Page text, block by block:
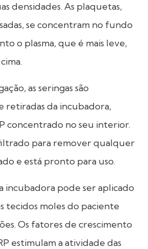
densidades. As plaquetas,
se concentram no fundo
o plasma, que é mais leve,
as seringas são
retiradas da incubadora,
concentrado no seu interior.
para remover qualquer
e está pronto para uso.
incubadora pode ser aplicado
tecidos moles do paciente
Os fatores de crescimento
estimulam a atividade das